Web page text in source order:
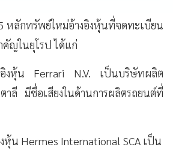
หลักทรัพย์ใหม่อ้างอิงหุ้นที่จดทะเบียน
ญในยุโรป ได้แก่
งอิงหุ้น Ferrari N.V. เป็นบริษัทผลิต
าลี มีชื่อเสียงในด้านการผลิตรถยนต์ที่
งหุ้น Hermes International SCA เป็น